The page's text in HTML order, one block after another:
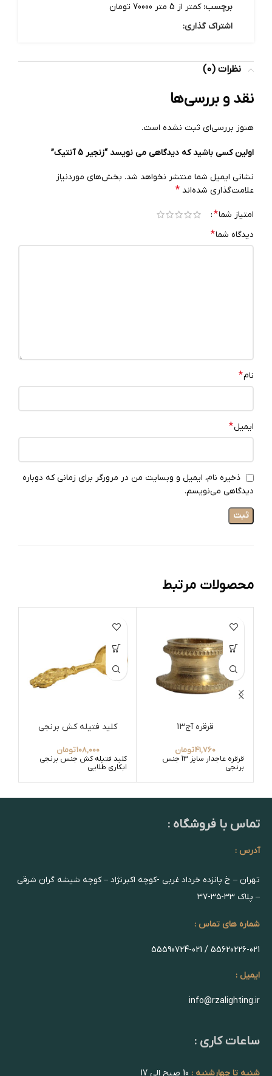
برچسب: کمتر از 5 متر 70000 تومان
اشتراک گذاری:
نظرات (0)
نقد و بررسی‌ها
هنوز بررسی‌ای ثبت نشده است.
اولین کسی باشید که دیدگاهی می نویسد “زنجیر 5 آنتیک”
نشانی ایمیل شما منتشر نخواهد شد. بخش‌های موردنیاز
علامت‌گذاری شده‌اند *
امتیاز شما*
دیدگاه شما*
نام*
ایمیل*
ذخیره نام، ایمیل و وبسایت من در مرورگر برای زمانی که دوباره
دیدگاهی می‌نویسم.
محصولات مرتبط
قرقره آج13
41,760تومان
قرقره عاجدار سایز 13 جنس
برنجی
کلید فتیله کش برنجی
108,000تومان
کلید فتیله کش جنس برنجی
ابکاری طلایی
تماس با فروشگاه :
آدرس :
تهران – خ پانزده خرداد غربی -کوچه اکبرنژاد – کوچه شیشه گران شرقی
– پلاک ۳۳-۳۵-۳۷
شماره های تماس :
55620226-021 / 55590724-021
ایمیل :
info@rzalighting.ir
ساعات کاری :
شنبه تا چهارشنبه :